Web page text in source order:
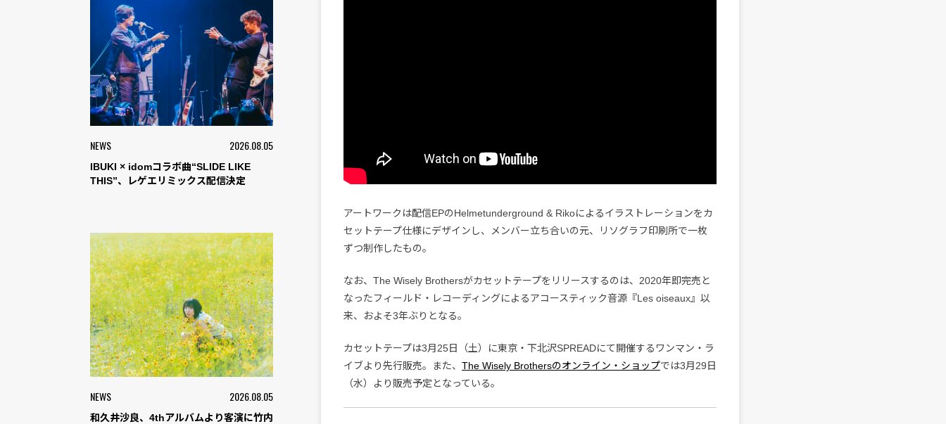
NEWS 2026.08.05
IBUKI × idomコラボ曲“SLIDE LIKE
THIS”、レゲエリミックス配信決定
NEWS 2026.08.05
和久井沙良、4thアルバムより客演に竹内
アートワークは配信EPのHelmetunderground & Rikoによるイラストレーションをカ
セットテープ仕様にデザインし、メンバー立ち合いの元、リソグラフ印刷所で一枚
ずつ制作したもの。
なお、The Wisely Brothersがカセットテープをリリースするのは、2020年即完売と
なったフィールド・レコーディングによるアコースティック音源『Les oiseaux』以
来、およそ3年ぶりとなる。
カセットテープは3月25日（土）に東京・下北沢SPREADにて開催するワンマン・ラ
イブより先行販売。また、 The Wisely Brothersのオンライン・ショップでは3月29日
（水）より販売予定となっている。